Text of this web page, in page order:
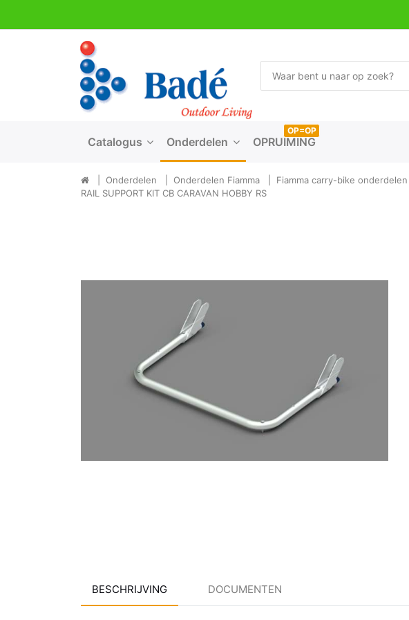
Catalogus Onderdelen OPRUIMING
OP=OP
Onderdelen Onderdelen Fiamma Fiamma carry-bike onderdelen
RAIL SUPPORT KIT CB CARAVAN HOBBY RS
BESCHRIJVING DOCUMENTEN